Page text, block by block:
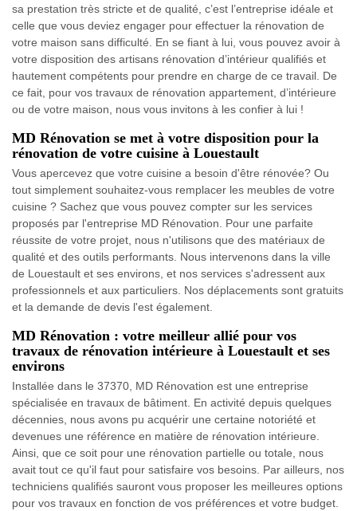
sa prestation très stricte et de qualité, c’est l’entreprise idéale et
celle que vous deviez engager pour effectuer la rénovation de
votre maison sans difficulté. En se fiant à lui, vous pouvez avoir à
votre disposition des artisans rénovation d’intérieur qualifiés et
hautement compétents pour prendre en charge de ce travail. De
ce fait, pour vos travaux de rénovation appartement, d’intérieure
ou de votre maison, nous vous invitons à les confier à lui !
MD Rénovation se met à votre disposition pour la
rénovation de votre cuisine à Louestault
Vous apercevez que votre cuisine a besoin d'être rénovée? Ou
tout simplement souhaitez-vous remplacer les meubles de votre
cuisine ? Sachez que vous pouvez compter sur les services
proposés par l'entreprise MD Rénovation. Pour une parfaite
réussite de votre projet, nous n'utilisons que des matériaux de
qualité et des outils performants. Nous intervenons dans la ville
de Louestault et ses environs, et nos services s'adressent aux
professionnels et aux particuliers. Nos déplacements sont gratuits
et la demande de devis l'est également.
MD Rénovation : votre meilleur allié pour vos
travaux de rénovation intérieure à Louestault et ses
environs
Installée dans le 37370, MD Rénovation est une entreprise
spécialisée en travaux de bâtiment. En activité depuis quelques
décennies, nous avons pu acquérir une certaine notoriété et
devenues une référence en matière de rénovation intérieure.
Ainsi, que ce soit pour une rénovation partielle ou totale, nous
avait tout ce qu'il faut pour satisfaire vos besoins. Par ailleurs, nos
techniciens qualifiés sauront vous proposer les meilleures options
pour vos travaux en fonction de vos préférences et votre budget.